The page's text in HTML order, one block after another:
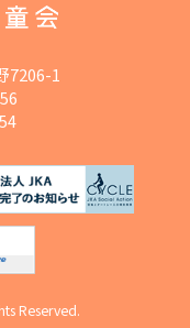
7206-1
Reserved.